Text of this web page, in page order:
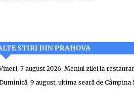
STIRI DIN PRAHOVA
7 august 2026. Meniul zilei la
9 august, ultima seară de